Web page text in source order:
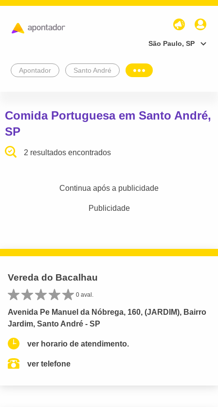
São Paulo, SP
Apontador Santo André
Comida Portuguesa em Santo André,
SP
2 resultados encontrados
Continua após a publicidade
Publicidade
Vereda do Bacalhau
0 aval.
Avenida Pe Manuel da Nóbrega, 160, (JARDIM), Bairro
Jardim, Santo André - SP
ver horario de atendimento.
ver telefone